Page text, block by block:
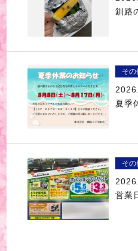
釧路
その
夏季
その
営業